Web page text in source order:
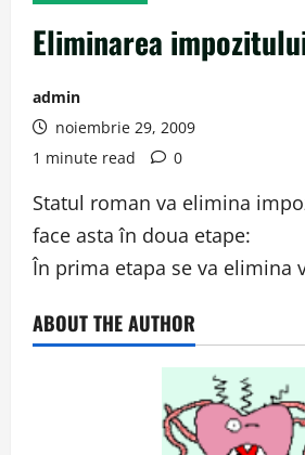
Eliminarea
admin
noiembrie 29, 2009
1 minute read
0
Statul roman va elimina
face asta în doua etape:
În prima etapa se va elimina
ABOUT THE AUTHOR